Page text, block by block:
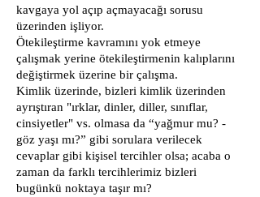
kavgaya yol açıp açmayacağı sorusu
üzerinden işliyor.
Ötekileştirme kavramını yok etmeye
çalışmak yerine ötekileştirmenin kalıplarını
değiştirmek üzerine bir çalışma.
Kimlik üzerinde, bizleri kimlik üzerinden
ayrıştıran "ırklar, dinler, diller, sınıflar,
cinsiyetler" vs. olmasa da “yağmur mu? -
göz yaşı mı?” gibi sorulara verilecek
cevaplar gibi kişisel tercihler olsa; acaba o
zaman da farklı tercihlerimiz bizleri
bugünkü noktaya taşır mı?